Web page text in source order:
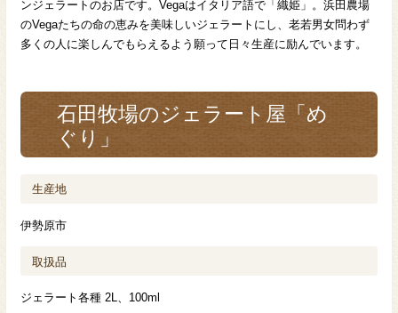
ンジェラートのお店です。Vegaはイタリア語で「織姫」。浜田農場
のVegaたちの命の恵みを美味しいジェラートにし、老若男女問わず
多くの人に楽しんでもらえるよう願って日々生産に励んでいます。
石田牧場のジェラート屋「め
ぐり」
生産地
伊勢原市
取扱品
ジェラート各種 2L、100ml